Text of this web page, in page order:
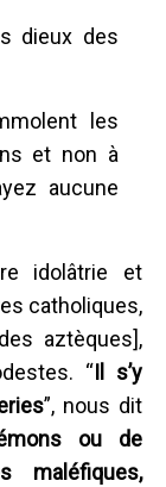
dieux des
les
et non à
aucune
idolâtrie et
catholiques,
aztèques],
“Il s’y
”, nous dit
ou de
maléfiques,